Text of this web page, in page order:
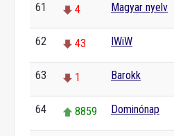
61 4 Magyar nyelv
62 43 IWiW
63 1 Barokk
64 8859 Dominónap